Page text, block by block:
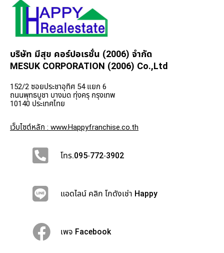
บริษัท มีสุข คอร์ปอเรชั่น (2006) จำกัด
MESUK CORPORATION (2006) Co.,Ltd
152/2 ซอยประชาอุทิศ 54 แยก 6
ถนนพุทธบูชา บางมด ทุ่งครุ กรุงเทพ
10140 ประเทศไทย
เว็บไซต์หลัก : www.Happyfranchise.co.th
โทร.095-772-3902
แอดไลน์ คลิก โกดังเช่า Happy
เพจ Facebook